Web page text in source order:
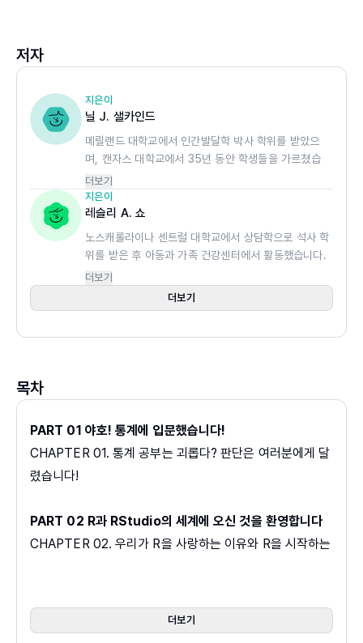
저자
지은이
닐 J. 샐카인드
메릴랜드 대학교에서 인간발달학 박사 학위를 받았으
며, 캔자스 대학교에서 35년 동안 학생들을 가르쳤습
니다. 이후 교육 심리학 및 연구 부서의 명예교수로 재
직하면서 동료 및 학생들과 함께 아동과 가족에 관련된
연구를 진행하고 있습니다. 샐카인드 박사는 150편이
넘는 논문을 발표했고, 100종이 넘는 교과서를 출판했
습니다.
더보기
지은이
레슬리 A. 쇼
노스캐롤라이나 센트럴 대학교에서 상담학으로 석사 학
위를 받은 후 아동과 가족 건강센터에서 활동했습니다.
이후 수학과 심리학에 대한 관심이 커지면서 캔자스 대
학교에서 정량심리학 박사 학위를 받았습니다. 또한 통
계 컴퓨팅과 기초 통계를 가르쳤고, 코넬 대학교에서
더보기
더보기
목차
PART 01 야호! 통계에 입문했습니다!
CHAPTER 01. 통계 공부는 괴롭다? 판단은 여러분에게 달
렸습니다!
PART 02 R과 RStudio의 세계에 오신 것을 환영합니다
CHAPTER 02. 우리가 R을 사랑하는 이유와 R을 시작하는
PART 03 시그마 프로이트와 기술통계
더보기